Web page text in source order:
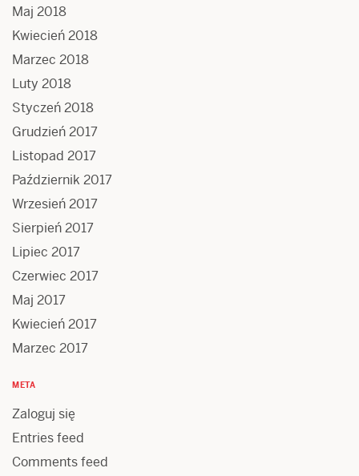
Maj 2018
Kwiecień 2018
Marzec 2018
Luty 2018
Styczeń 2018
Grudzień 2017
Listopad 2017
Październik 2017
Wrzesień 2017
Sierpień 2017
Lipiec 2017
Czerwiec 2017
Maj 2017
Kwiecień 2017
Marzec 2017
META
Zaloguj się
Entries feed
Comments feed